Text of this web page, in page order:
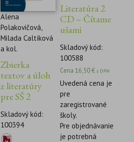
Alena
Polakovičová,
Milada Caltíková
a kol.
Zbierka
textov a úloh
z literatúry
pre SŠ 2
Skladový kód:
100394
Literatúra 2
CD – Čítame
ušami
Skladový kód:
100588
Cena 16,50€ s DPH
Uvedená cena je
pre
zaregistrované
školy.
Pre objednávanie
je potrebná